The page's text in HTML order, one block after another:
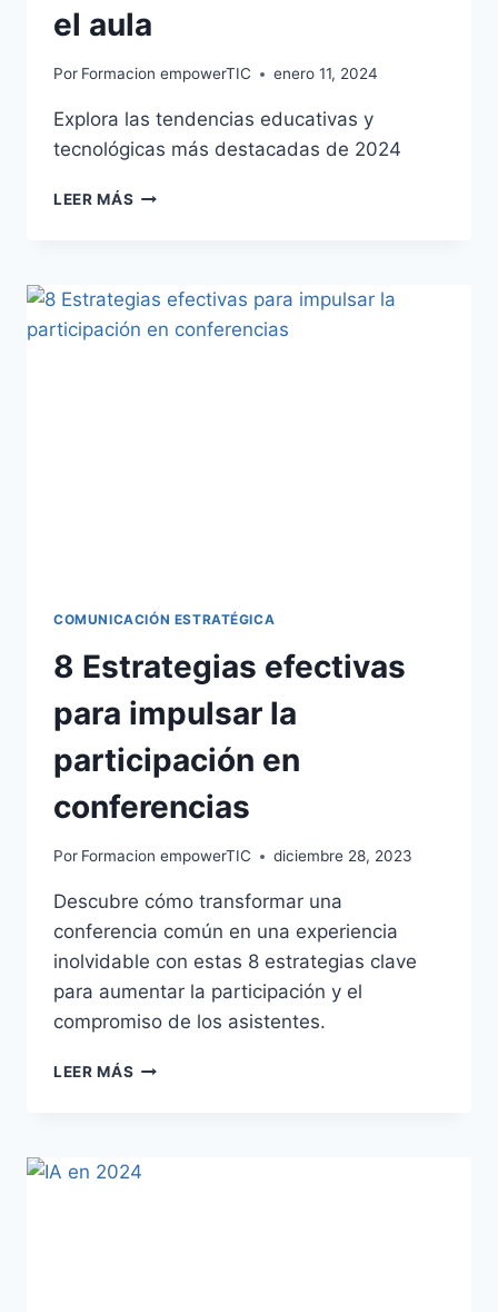
el aula
Por Formacion empowerTIC enero 11, 2024
Explora las tendencias educativas y
tecnológicas más destacadas de 2024
LEER MÁS
COMUNICACIÓN ESTRATÉGICA
8 Estrategias efectivas
para impulsar la
participación en
conferencias
Por Formacion empowerTIC diciembre 28, 2023
Descubre cómo transformar una
conferencia común en una experiencia
inolvidable con estas 8 estrategias clave
para aumentar la participación y el
compromiso de los asistentes.
LEER MÁS